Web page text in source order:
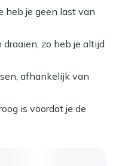
heb je geen last van
draaien, zo heb je altijd
afhankelijk van
is voordat je de